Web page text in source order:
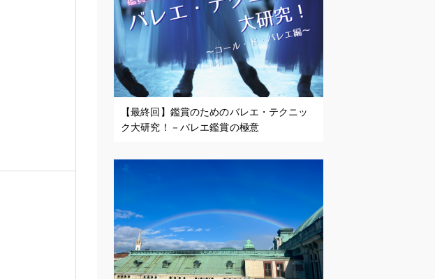
【最終回】鑑賞のためのバレエ・テクニッ
ク大研究！－バレエ鑑賞の極意